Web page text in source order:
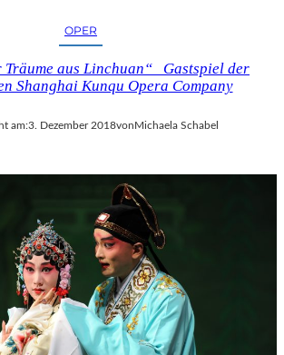
OPER
Träume aus Linchuan“ Gastspiel der
Shanghai Kunqu Opera Company
am:3. Dezember 2018vonMichaela Schabel